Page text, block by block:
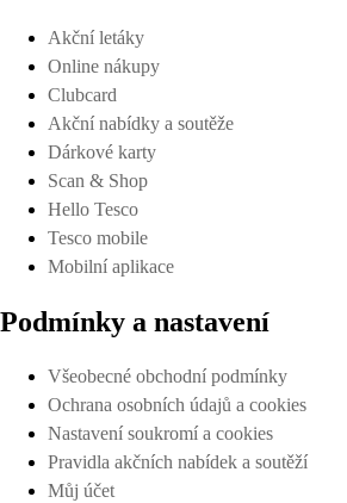
Akční letáky
Online nákupy
Clubcard
Akční nabídky a soutěže
Dárkové karty
Scan & Shop
Hello Tesco
Tesco mobile
Mobilní aplikace
Podmínky a nastavení
Všeobecné obchodní podmínky
Ochrana osobních údajů a cookies
Nastavení soukromí a cookies
Pravidla akčních nabídek a soutěží
Můj účet